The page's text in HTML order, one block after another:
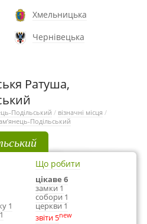
Хмельницька
Чернівецька
Ратуша,
Подільський / візначні місця /
Подільський
1
Що робити
цікаве 6
замки 1
собори 1
церкви 1
звіти 5new